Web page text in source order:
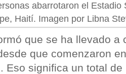
abarrotaron el Estadio
Haití. Imagen por Libna
que se ha llevado a
que comenzaron
Eso significa un total de